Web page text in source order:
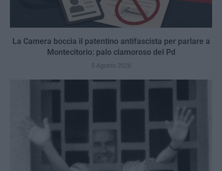
La Camera boccia il patentino antifascista per parlare a
Montecitorio: palo clamoroso del Pd
5 Agosto 2026